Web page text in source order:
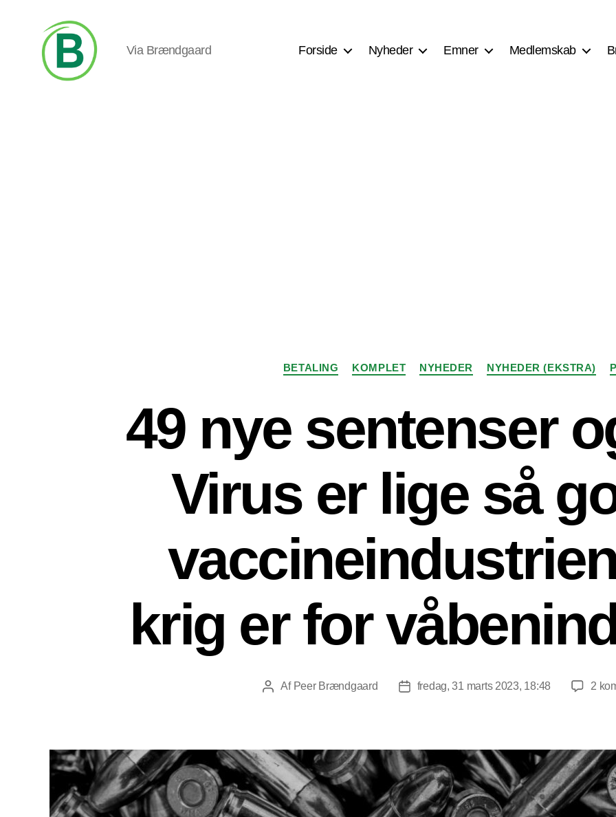
Via Brændgaard Forside Nyheder Emner Medlemskab
Kategorier
BETALING KOMPLET NYHEDER NYHEDER (EKSTRA)
49 nye sentenser
Virus er lige så
krig er for
Indlægsforfatter
Af Peer Brændgaard Indlægsdato
fredag, 31 marts 2023, 18:48 2